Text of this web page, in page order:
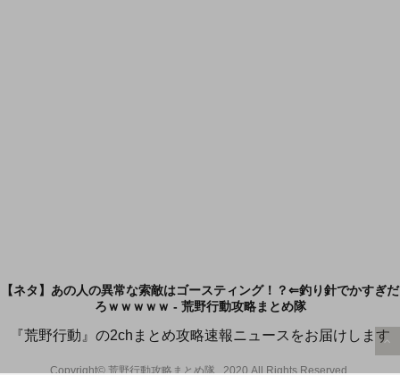
【ネタ】あの人の異常な索敵はゴースティング！？⇐釣り針でかすぎだ
ろｗｗｗｗｗ - 荒野行動攻略まとめ隊
『荒野行動』の2chまとめ攻略速報ニュースをお届けします
Copyright© 荒野行動攻略まとめ隊 , 2020 All Rights Reserved.